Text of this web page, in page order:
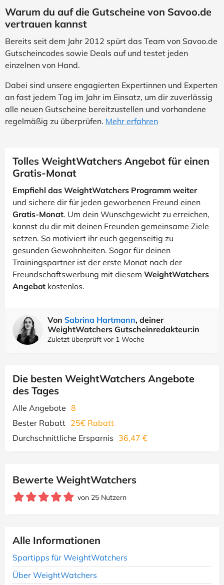
Warum du auf die Gutscheine von Savoo.de
vertrauen kannst
Bereits seit dem Jahr 2012 spürt das Team von Savoo.de
Gutscheincodes sowie Deals auf und testet jeden
einzelnen von Hand.
Dabei sind unsere engagierten Expertinnen und Experten
an fast jedem Tag im Jahr im Einsatz, um dir zuverlässig
alle neuen Gutscheine bereitzustellen und vorhandene
regelmäßig zu überprüfen. Mehr erfahren
Tolles WeightWatchers Angebot für einen
Gratis-Monat
Empfiehl das WeightWatchers Programm weiter
und sichere dir für jeden geworbenen Freund einen
Gratis-Monat. Um dein Wunschgewicht zu erreichen,
kannst du dir mit deinen Freunden gemeinsame Ziele
setzen. So motiviert ihr euch gegenseitig zu
gesunden Gewohnheiten. Sogar für deinen
Trainingspartner ist der erste Monat nach der
Freundschaftswerbung mit diesem WeightWatchers
Angebot kostenlos.
Von Sabrina Hartmann, deiner
WeightWatchers Gutscheinredakteur:in
Zuletzt überprüft vor 1 Woche
Die besten WeightWatchers Angebote
des Tages
Alle Angebote 8
Bester Rabatt 25€ Rabatt
Durchschnittliche Ersparnis 36,47 €
Bewerte WeightWatchers
von 25 Nutzern
Alle Informationen
Spartipps für WeightWatchers
Über WeightWatchers